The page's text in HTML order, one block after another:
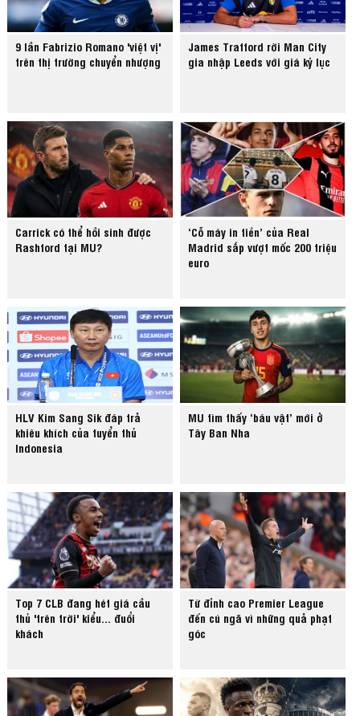
9 lần Fabrizio Romano 'việt vị'
trên thị trường chuyển nhượng
James Trafford rời Man City
gia nhập Leeds với giá kỷ lục
Carrick có thể hồi sinh được
Rashford tại MU?
‘Cỗ máy in tiền’ của Real
Madrid sắp vượt mốc 200 triệu
euro
HLV Kim Sang Sik đáp trả
khiêu khích của tuyển thủ
Indonesia
MU tìm thấy ‘báu vật’ mới ở
Tây Ban Nha
Top 7 CLB đang hét giá cầu
thủ 'trên trời' kiểu... đuổi
khách
Từ đỉnh cao Premier League
đến cú ngã vì những quả phạt
góc